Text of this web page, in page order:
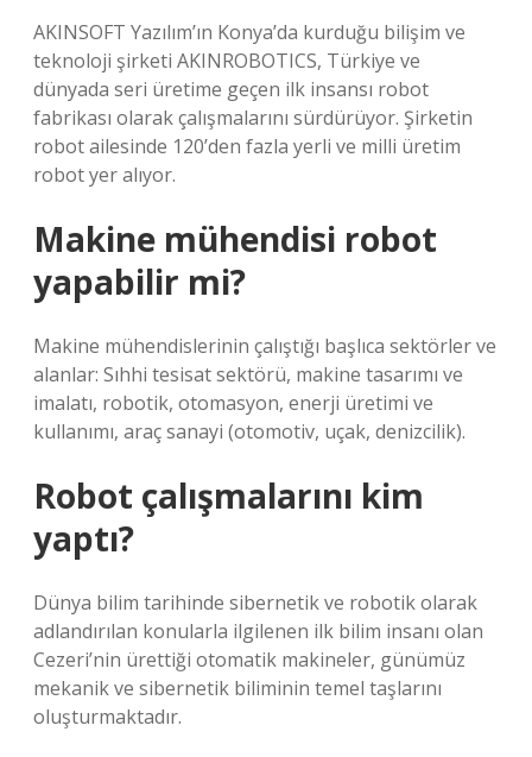
AKINSOFT Yazılım’ın Konya’da kurduğu bilişim ve
teknoloji şirketi AKINROBOTICS, Türkiye ve
dünyada seri üretime geçen ilk insansı robot
fabrikası olarak çalışmalarını sürdürüyor. Şirketin
robot ailesinde 120’den fazla yerli ve milli üretim
robot yer alıyor.
Makine mühendisi robot
yapabilir mi?
Makine mühendislerinin çalıştığı başlıca sektörler ve
alanlar: Sıhhi tesisat sektörü, makine tasarımı ve
imalatı, robotik, otomasyon, enerji üretimi ve
kullanımı, araç sanayi (otomotiv, uçak, denizcilik).
Robot çalışmalarını kim
yaptı?
Dünya bilim tarihinde sibernetik ve robotik olarak
adlandırılan konularla ilgilenen ilk bilim insanı olan
Cezeri’nin ürettiği otomatik makineler, günümüz
mekanik ve sibernetik biliminin temel taşlarını
oluşturmaktadır.